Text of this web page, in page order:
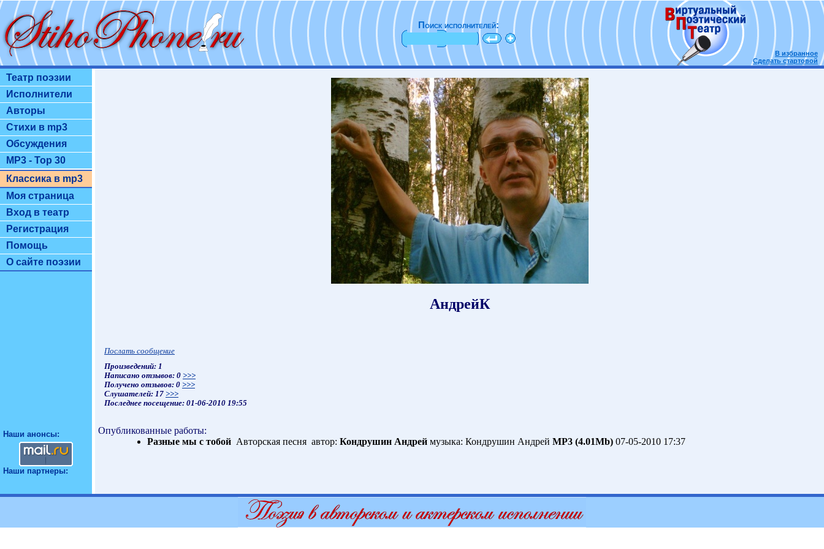
Поиск исполнителей:
В избранное
Сделать стартовой
Театр поэзии
Исполнители
Авторы
Стихи в mp3
Обсуждения
MP3 - Top 30
Классика в mp3
Моя страница
Вход в театр
Регистрация
Помощь
О сайте поэзии
Наши анонсы:
Наши партнеры:
АндрейК
Послать сообщение
Произведений: 1
Написано отзывов: 0 >>>
Получено отзывов: 0 >>>
Слушателей: 17 >>>
Последнее посещение: 01-06-2010 19:55
Опубликованные работы:
Разные мы с тобой Авторская песня автор: Кондрушин Андрей музыка: Кондрушин Андрей MP3 (4.01Mb) 07-05-2010 17:37